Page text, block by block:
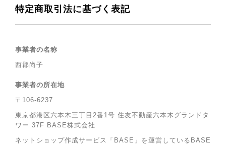
特定商取引法に基づく表記
事業者の名称
西郡尚子
事業者の所在地
〒106-6237
東京都港区六本木三丁目2番1号 住友不動産六本木グランドタ
ワー 37F BASE株式会社
ネットショップ作成サービス「BASE」を運営しているBASE